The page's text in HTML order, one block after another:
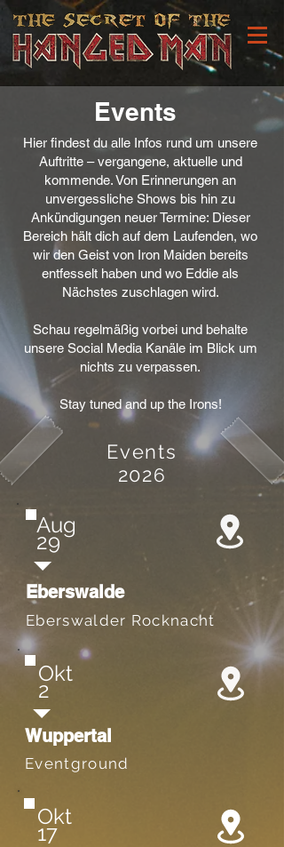
Events
Hier findest du alle Infos rund um unsere
Auftritte – vergangene, aktuelle und
kommende. Von Erinnerungen an
unvergessliche Shows bis hin zu
Ankündigungen neuer Termine: Dieser
Bereich hält dich auf dem Laufenden, wo
wir den Geist von Iron Maiden bereits
entfesselt haben und wo Eddie als
Nächstes zuschlagen wird.
Schau regelmäßig vorbei und behalte
unsere Social Media Kanäle im Blick um
nichts zu verpassen.
Stay tuned and up the Irons!
Events
2026
Aug
29
Eberswalde
Eberswalder Rocknacht
Okt
2
Wuppertal
Eventground
Okt
17